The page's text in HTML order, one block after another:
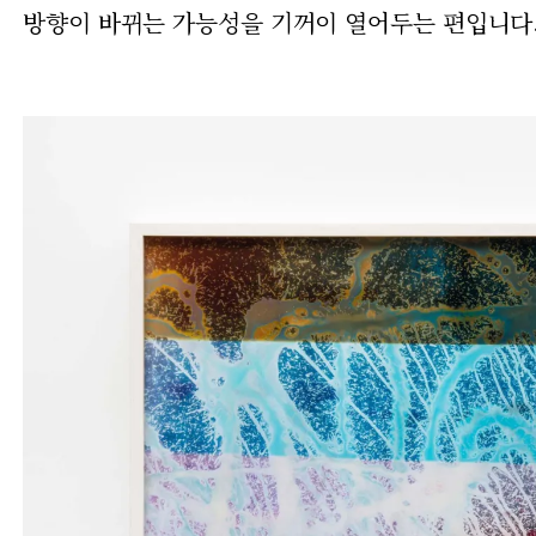
방향이 바뀌는 가능성을 기꺼이 열어두는 편입니